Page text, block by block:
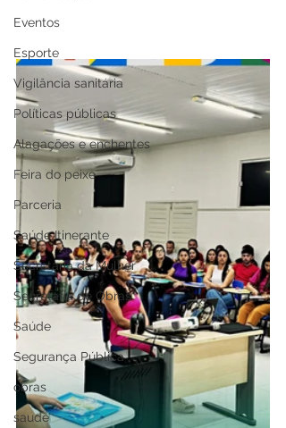
Eventos
Esporte
Vigilância sanitária
Políticas públicas
Alagações e enchentes
Feira do peixe
Parceria
Saúde Itinerante
Secretaria da Mulher
Secretaria de Obras
Saúde
Segurança Pública
obras
saude